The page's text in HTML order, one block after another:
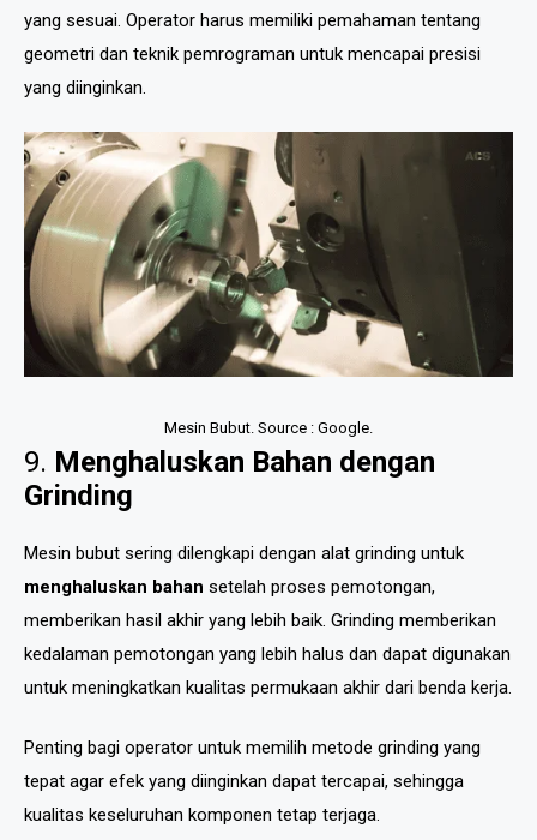
yang sesuai. Operator harus memiliki pemahaman tentang
geometri dan teknik pemrograman untuk mencapai presisi
yang diinginkan.
Mesin Bubut. Source : Google.
9. Menghaluskan Bahan dengan
Grinding
Mesin bubut sering dilengkapi dengan alat grinding untuk
menghaluskan bahan setelah proses pemotongan,
memberikan hasil akhir yang lebih baik. Grinding memberikan
kedalaman pemotongan yang lebih halus dan dapat digunakan
untuk meningkatkan kualitas permukaan akhir dari benda kerja.
Penting bagi operator untuk memilih metode grinding yang
tepat agar efek yang diinginkan dapat tercapai, sehingga
kualitas keseluruhan komponen tetap terjaga.